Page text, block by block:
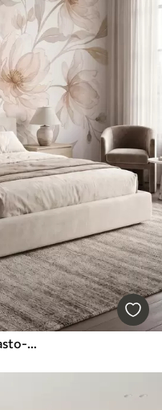
Prozračni božuri u nježnim puderasto-bež tonovima